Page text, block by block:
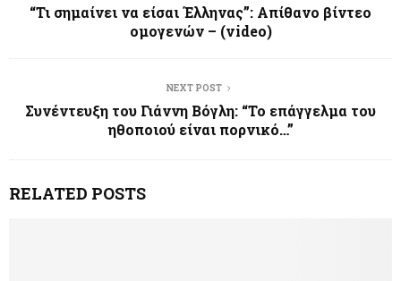
“Τι σημαίνει να είσαι Έλληνας”: Απίθανο βίντεο
ομογενών – (video)
NEXT POST
Συνέντευξη του Γιάννη Βόγλη: “Το επάγγελμα του
ηθοποιού είναι πορνικό…”
RELATED POSTS